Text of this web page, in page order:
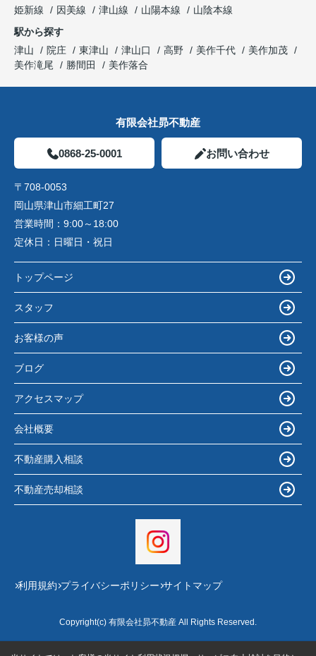
姫新線
因美線 津山線 山陽本線
山陰本線
駅から探す
津山
院庄 東津山 津山口 高野 美作千代
美作加茂
美作滝尾
勝間田 美作落合
有限会社昴不動産
0868-25-0001 お問い合わせ
〒708-0053
岡山県津山市細工町27
営業時間： 9:00～18:00
定休日： 日曜日・祝日
トップページ
スタッフ
お客様の声
ブログ
アクセスマップ
会社概要
不動産購入相談
不動産売却相談
利用規約 プライバシーポリシー サイトマップ
Copyright(c) 有限会社昴不動産 All Rights Reserved.